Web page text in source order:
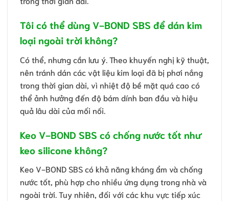
Tôi có thể dùng V-BOND SBS để dán kim
loại ngoài trời không?
Có thể, nhưng cần lưu ý. Theo khuyến nghị kỹ thuật,
nên tránh dán các vật liệu kim loại đã bị phơi nắng
trong thời gian dài, vì nhiệt độ bề mặt quá cao có
thể ảnh hưởng đến độ bám dính ban đầu và hiệu
quả lâu dài của mối nối.
Keo V-BOND SBS có chống nước tốt như
keo silicone không?
Keo V-BOND SBS có khả năng kháng ẩm và chống
nước tốt, phù hợp cho nhiều ứng dụng trong nhà và
ngoài trời. Tuy nhiên, đối với các khu vực tiếp xúc